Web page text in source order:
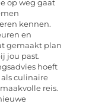
op weg gaat
kennen.
en
gemaakt plan
jou past.
hoeft
als culinaire
reis.